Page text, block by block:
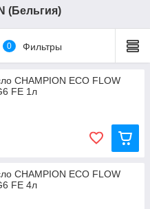
(Бельгия)
0 Фильтры
CHAMPION ECO FLOW
FE 1л
CHAMPION ECO FLOW
FE 4л